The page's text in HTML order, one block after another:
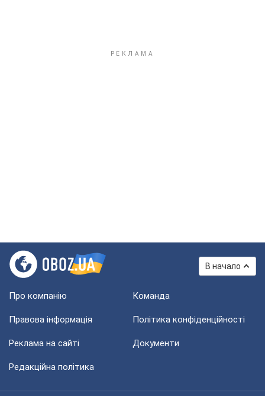
В начало
Про компанію Команда
Правова інформація Політика конфіденційності
Реклама на сайті Документи
Редакційна політика